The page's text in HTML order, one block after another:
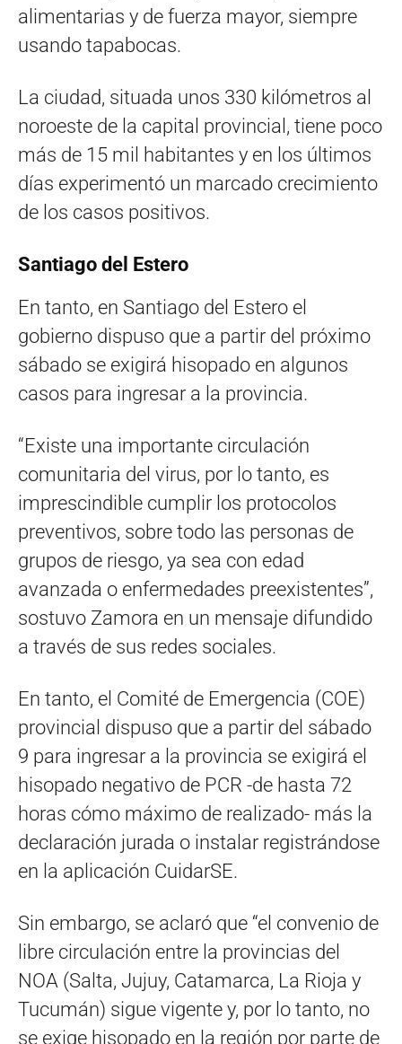
alimentarias y de fuerza mayor, siempre
usando tapabocas.
La ciudad, situada unos 330 kilómetros al
noroeste de la capital provincial, tiene poco
más de 15 mil habitantes y en los últimos
días experimentó un marcado crecimiento
de los casos positivos.
Santiago del Estero
En tanto, en Santiago del Estero el
gobierno dispuso que a partir del próximo
sábado se exigirá hisopado en algunos
casos para ingresar a la provincia.
“Existe una importante circulación
comunitaria del virus, por lo tanto, es
imprescindible cumplir los protocolos
preventivos, sobre todo las personas de
grupos de riesgo, ya sea con edad
avanzada o enfermedades preexistentes”,
sostuvo Zamora en un mensaje difundido
a través de sus redes sociales.
En tanto, el Comité de Emergencia (COE)
provincial dispuso que a partir del sábado
9 para ingresar a la provincia se exigirá el
hisopado negativo de PCR -de hasta 72
horas cómo máximo de realizado- más la
declaración jurada o instalar registrándose
en la aplicación CuidarSE.
Sin embargo, se aclaró que “el convenio de
libre circulación entre la provincias del
NOA (Salta, Jujuy, Catamarca, La Rioja y
Tucumán) sigue vigente y, por lo tanto, no
se exige hisopado en la región por parte de